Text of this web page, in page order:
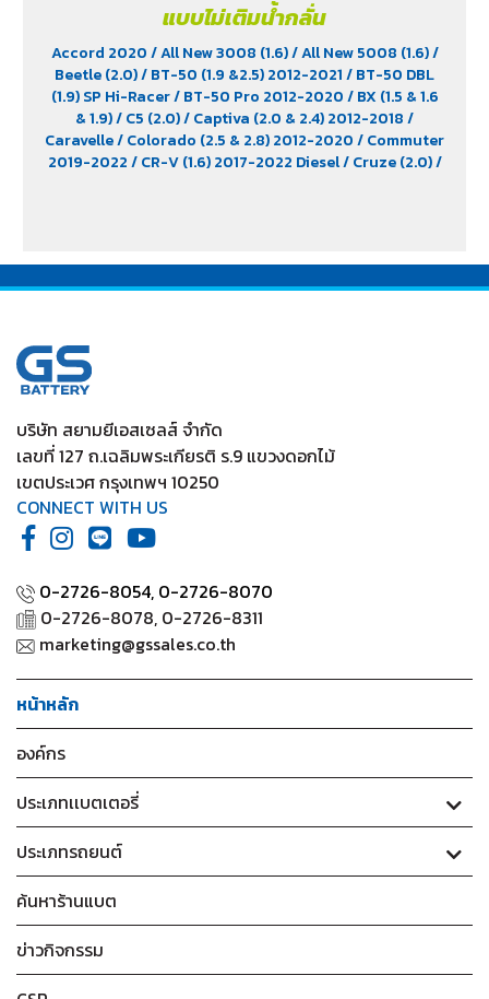
แบบไม่เติมน้ำกลั่น
Accord 2020/ All New 3008 (1.6)/ All New 5008 (1.6)/
Beetle (2.0)/ BT-50 (1.9 &2.5) 2012-2021/ BT-50 DBL
(1.9) SP Hi-Racer/ BT-50 Pro 2012-2020/ BX (1.5 & 1.6
& 1.9)/ C5 (2.0)/ Captiva (2.0 & 2.4) 2012-2018/
Caravelle/ Colorado (2.5 & 2.8) 2012-2020/ Commuter
2019-2022/ CR-V (1.6) 2017-2022 Diesel/ Cruze (2.0)/
Crystra 2016-2022/ Majesty 2019-2022/ MG GS/ MG
V80/ MG6/ Navara Pro -4X 2022/ Navara Pro-2X
607/ Ranger (2.2 & 2.5)
/ Revo Prerunner (2.4)
Territory (2.7)/ Trailblazer Phoenix (2.5)
X-Trail Hybrid (2.0)
บริษัท สยามยีเอสเซลส์ จำกัด
เลขที่ 127 ถ.เฉลิมพระเกียรติ ร.9 แขวงดอกไม้
เขตประเวศ กรุงเทพฯ 10250
CONNECT WITH US
0-2726-8054, 0-2726-8070
0-2726-8078, 0-2726-8311
marketing@gssales.co.th
หน้าหลัก
องค์กร
ประเภทเเบตเตอรี่
ประเภทรถยนต์
ค้นหาร้านแบต
ข่าวกิจกรรม